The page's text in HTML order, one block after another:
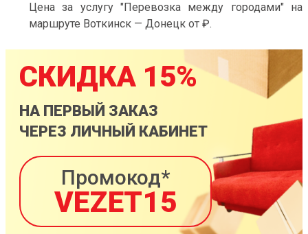
Цена за услугу "Перевозка между городами" на
маршруте Воткинск — Донецк от ₽.
СКИДКА 15%
НА ПЕРВЫЙ ЗАКАЗ
ЧЕРЕЗ ЛИЧНЫЙ КАБИНЕТ
Промокод*
VEZET15